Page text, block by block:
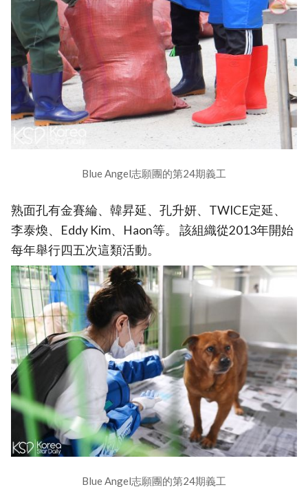
Blue Angel志願團的第24期義工
熟面孔有金賽綸、韓昇延、孔升妍、TWICE定延、
李泰煥、Eddy Kim、Haon等。 該組織從2013年開始
每年舉行四五次這類活動。
Blue Angel志願團的第24期義工